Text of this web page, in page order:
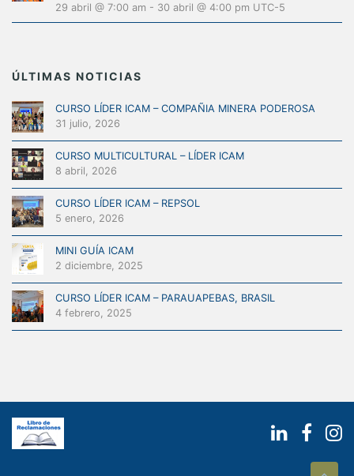
29 abril @ 7:00 am - 30 abril @ 4:00 pm UTC-5
ÚLTIMAS NOTICIAS
CURSO LÍDER ICAM – COMPAÑIA MINERA PODEROSA
31 julio, 2026
CURSO MULTICULTURAL – LÍDER ICAM
8 abril, 2026
CURSO LÍDER ICAM – REPSOL
5 enero, 2026
MINI GUÍA ICAM
2 diciembre, 2025
CURSO LÍDER ICAM – PARAUAPEBAS, BRASIL
4 febrero, 2025
s